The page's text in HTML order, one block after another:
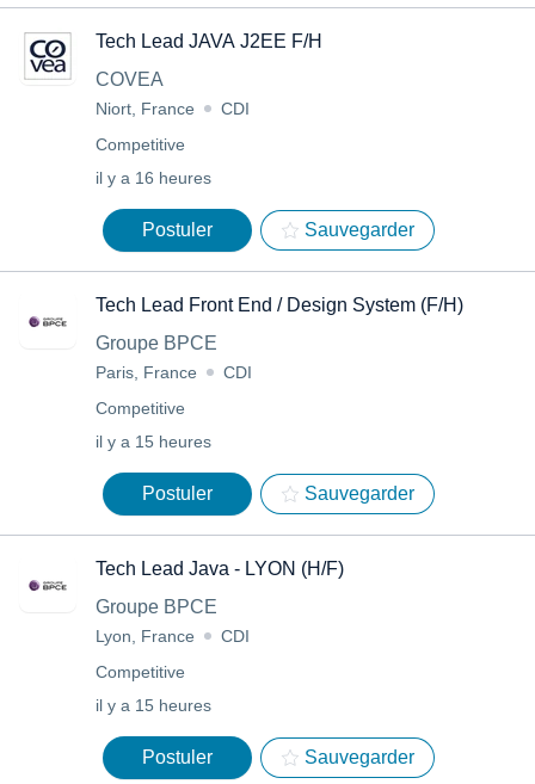
Tech Lead JAVA J2EE F/H
COVEA
Niort, France
CDI
Competitive
il y a 16 heures
Postuler Sauvegarder
Tech Lead Front End / Design System (F/H)
Groupe BPCE
Paris, France
CDI
Competitive
il y a 15 heures
Postuler Sauvegarder
Tech Lead Java - LYON (H/F)
Groupe BPCE
Lyon, France
CDI
Competitive
il y a 15 heures
Postuler Sauvegarder